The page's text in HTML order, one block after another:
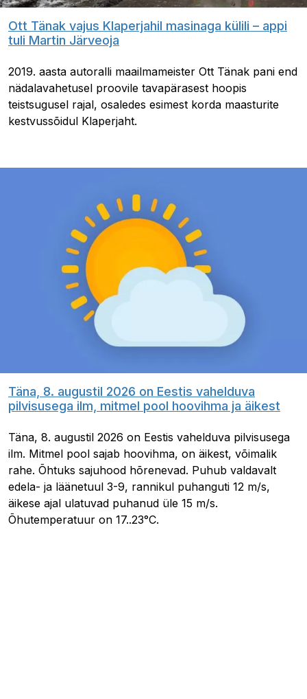
Ott Tänak vajus Klaperjahil masinaga külili – appi
tuli Martin Järveoja
2019. aasta autoralli maailmameister Ott Tänak pani end
nädalavahetusel proovile tavapärasest hoopis
teistsugusel rajal, osaledes esimest korda maasturite
kestvussõidul Klaperjaht.
Täna, 8. augustil 2026 on Eestis vahelduva
pilvisusega ilm, mitmel pool hoovihma ja äikest
Täna, 8. augustil 2026 on Eestis vahelduva pilvisusega
ilm. Mitmel pool sajab hoovihma, on äikest, võimalik
rahe. Õhtuks sajuhood hõrenevad. Puhub valdavalt
edela- ja läänetuul 3-9, rannikul puhanguti 12 m/s,
äikese ajal ulatuvad puhanud üle 15 m/s.
Õhutemperatuur on 17..23°C.